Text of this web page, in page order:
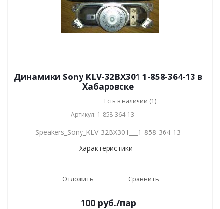
Динамики Sony KLV-32BX301 1-858-364-13 в
Хабаровске
Есть в наличии (1)
Артикул: 1-858-364-13
Speakers_Sony_KLV-32BX301___1-858-364-13
Характеристики
Отложить Сравнить
100 руб./пар